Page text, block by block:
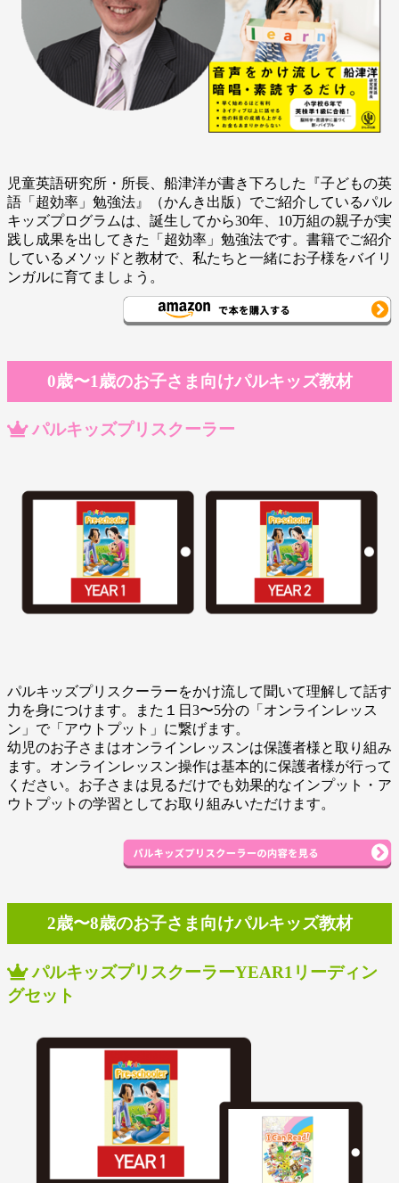
児童英語研究所・所長、船津洋が書き下ろした『子どもの英
語「超効率」勉強法』（かんき出版）でご紹介しているパル
キッズプログラムは、誕生してから30年、10万組の親子が実
践し成果を出してきた「超効率」勉強法です。書籍でご紹介
しているメソッドと教材で、私たちと一緒にお子様をバイリ
ンガルに育てましょう。
0歳〜1歳のお子さま向けパルキッズ教材
パルキッズプリスクーラー
パルキッズプリスクーラーをかけ流して聞いて理解して話す
力を身につけます。また１日3〜5分の「オンラインレッス
ン」で「アウトプット」に繋げます。
幼児のお子さまはオンラインレッスンは保護者様と取り組み
ます。オンラインレッスン操作は基本的に保護者様が行って
ください。お子さまは見るだけでも効果的なインプット・ア
ウトプットの学習としてお取り組みいただけます。
2歳〜8歳のお子さま向けパルキッズ教材
パルキッズプリスクーラーYEAR1リーディン
グセット